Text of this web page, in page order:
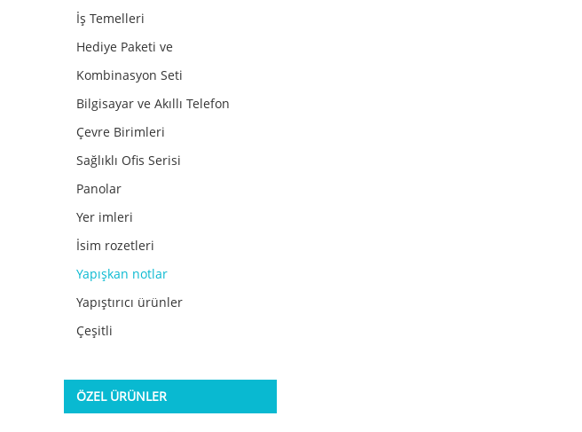
İş Temelleri
Hediye Paketi ve
Kombinasyon Seti
Bilgisayar ve Akıllı Telefon
Çevre Birimleri
Sağlıklı Ofis Serisi
Panolar
Yer imleri
İsim rozetleri
Yapışkan notlar
Yapıştırıcı ürünler
Çeşitli
ÖZEL ÜRÜNLER